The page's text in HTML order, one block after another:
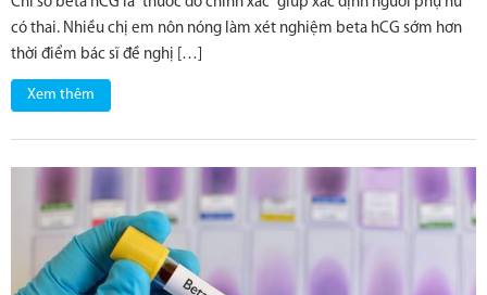
có thai. Nhiều chị em nôn nóng làm xét nghiệm beta hCG sớm hơn
thời điểm bác sĩ đề nghị […]
Xem thêm